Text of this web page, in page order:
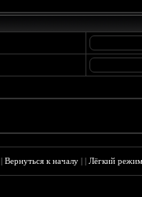
|Вернуться к началу ||Лёгкий